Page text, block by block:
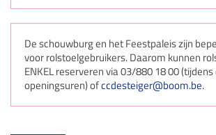
De schouwburg en het Feestpaleis zijn
voor rolstoelgebruikers. Daarom kunnen
ENKEL reserveren via 03/880 18 00 (tijdens
openingsuren) ofccdesteiger@boom.be.